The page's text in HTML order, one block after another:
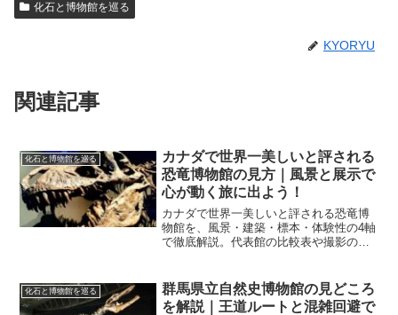
化石と博物館を巡る
KYORYU
関連記事
化石と博物館を巡る
カナダで世界一美しいと評される
恐竜博物館の見方｜風景と展示で
心が動く旅に出よう！
カナダで世界一美しいと評される恐竜博
物館を、風景・建築・標本・体験性の4軸
で徹底解説。代表館の比較表や撮影のコ
化石と博物館を巡る
群馬県立自然史博物館の見どころ
を解説｜王道ルートと混雑回避で